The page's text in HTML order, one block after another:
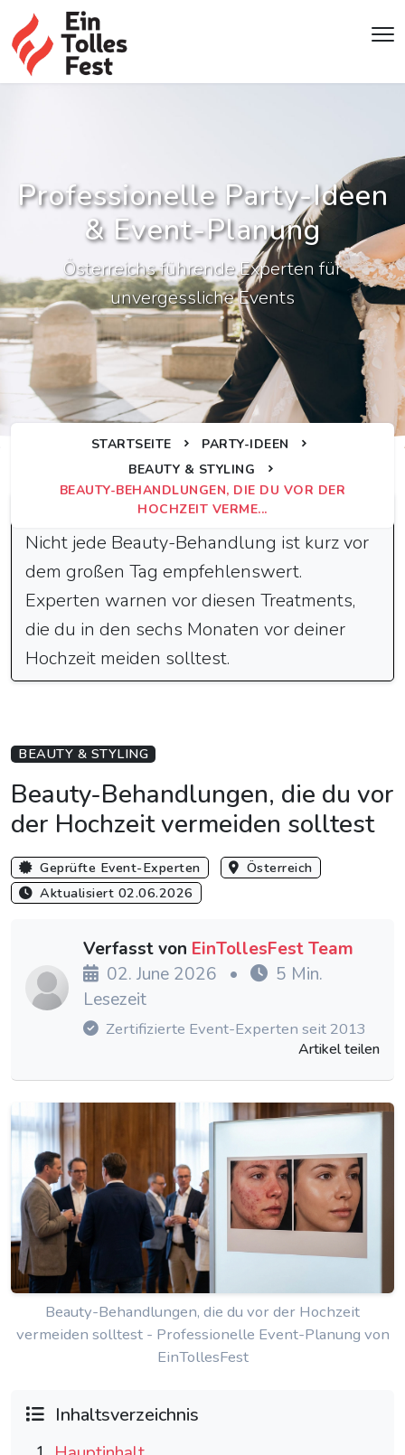
Professionelle Party-Ideen
& Event-Planung
Österreichs führende Experten für
unvergessliche Events
STARTSEITE
PARTY-IDEEN
BEAUTY & STYLING
BEAUTY-BEHANDLUNGEN, DIE DU VOR DER
HOCHZEIT VERME...
Schnelle Antwort
Nicht jede Beauty-Behandlung ist kurz vor
dem großen Tag empfehlenswert.
Experten warnen vor diesen Treatments,
die du in den sechs Monaten vor deiner
Hochzeit meiden solltest.
BEAUTY & STYLING
Beauty-Behandlungen, die du vor
der Hochzeit vermeiden solltest
Geprüfte Event-Experten
Österreich
Aktualisiert 02.06.2026
Verfasst von EinTollesFest Team
02. June 2026
•
5 Min.
Lesezeit
Zertifizierte Event-Experten seit 2013
Artikel teilen
Beauty-Behandlungen, die du vor der Hochzeit
vermeiden solltest - Professionelle Event-Planung von
EinTollesFest
Inhaltsverzeichnis